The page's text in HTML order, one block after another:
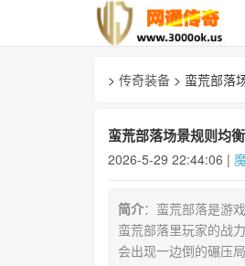
> 传奇装备 > 蛮荒部落
蛮荒部落场景规则均
2026-5-29 22:44:06 |
简介：蛮荒部落是游
蛮荒部落里玩家的战
会出现一边倒的碾压